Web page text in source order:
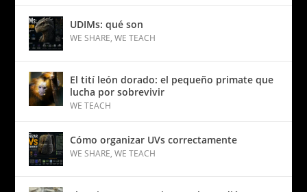
UDIMs: qué son
WE SHARE,WE TEACH
El tití león dorado: el pequeño primate que
lucha por sobrevivir
WE TEACH
Cómo organizar UVs correctamente
WE SHARE,WE TEACH